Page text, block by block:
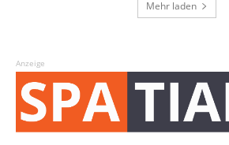
Mehr laden
Anzeige